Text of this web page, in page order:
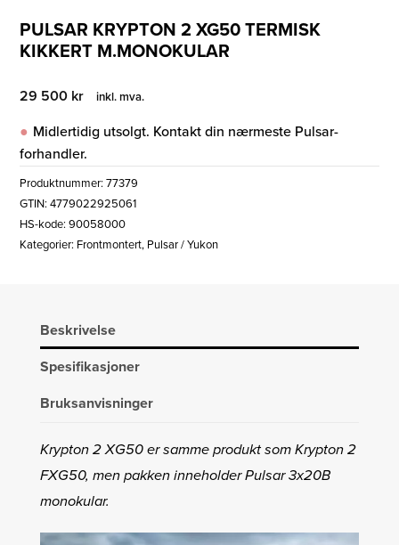
PULSAR KRYPTON 2 XG50 TERMISK
KIKKERT M.MONOKULAR
29 500 kr inkl. mva.
Midlertidig utsolgt. Kontakt din nærmeste Pulsar-
forhandler.
Produktnummer:77379
GTIN: 4779022925061
HS-kode: 90058000
Kategorier: Frontmontert, Pulsar / Yukon
Beskrivelse
Spesifikasjoner
Bruksanvisninger
Krypton 2 XG50 er samme produkt som Krypton 2
FXG50, men pakken inneholder Pulsar 3x20B
monokular.